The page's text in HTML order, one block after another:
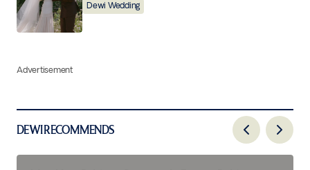
Dewi Wedding
Advertisement
DEWI RECOMMENDS